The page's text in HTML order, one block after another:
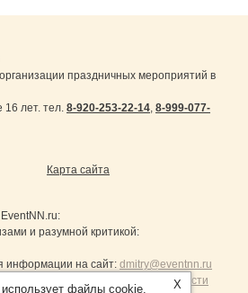
праздничных мероприятий в
лет. тел. 8-920-253-22-14, 8-999-077-
Карта сайта
EventNN.ru:
и разумной критикой:
информации на сайт: dmitry@eventnn.ru
и политика конфиденциальности
X
файлы cookie.